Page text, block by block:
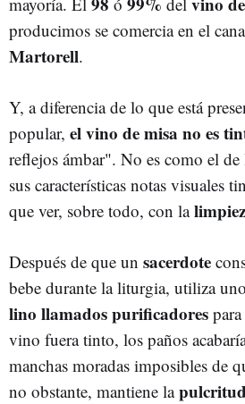
producimos se comercia en el
Martorell.
Y, a diferencia de lo que está
popular, el vino de misa no es
reflejos ámbar". No es como el
sus características notas visuales
que ver, sobre todo, con la
Después de que un sacerdote
bebe durante la liturgia, utiliza
lino llamados purificadores
vino fuera tinto, los paños
manchas moradas imposibles de
no obstante, mantiene la